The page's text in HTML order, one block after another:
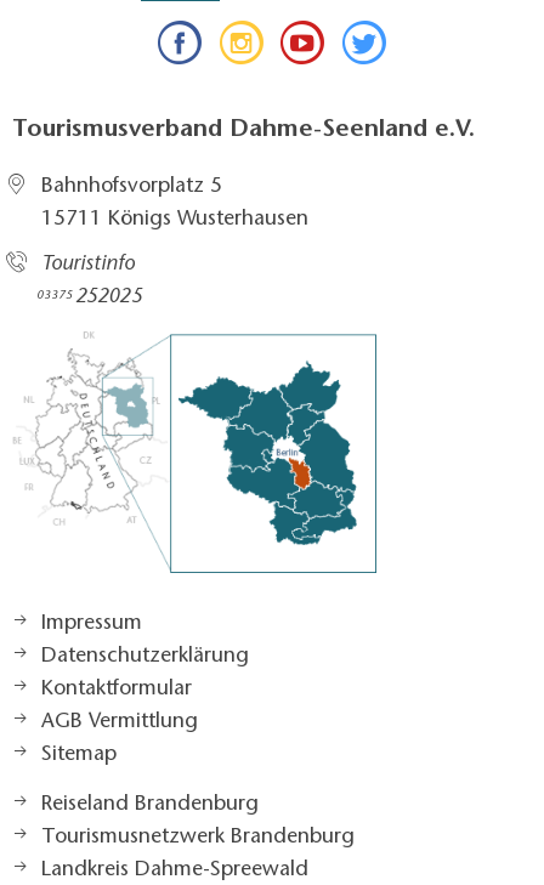
Tourismusverband Dahme-Seenland e.V.
Bahnhofsvorplatz 5​
15711 Königs Wusterhausen
Touristinfo
03375252025​
Impressum
Datenschutzerklärung
Kontaktformular
AGB Vermittlung
Sitemap
Reiseland Brandenburg
Tourismusnetzwerk Brandenburg
Landkreis Dahme-Spreewald